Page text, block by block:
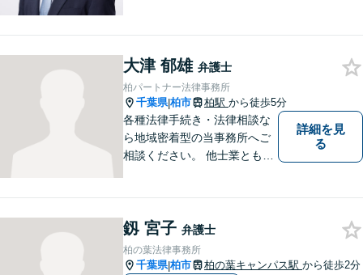
大津 郁雄 弁護士
柏パートナー法律事務所
千葉県|柏市 柏駅 から徒歩5分
各種法律手続き・法律相談な
ら地域密着型の当事務所へご
相談ください。 他士業とも連
詳細を見
る
釼 宮子 弁護士
柏の葉法律事務所
千葉県|柏市 柏の葉キャンパス駅 から徒歩2分